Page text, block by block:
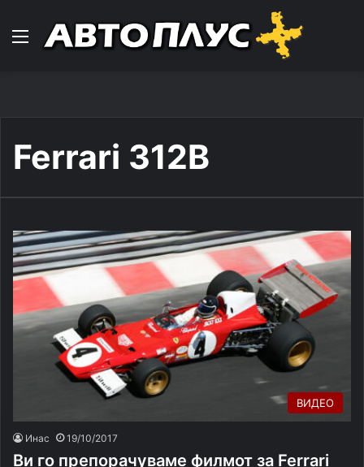
Навигација
Ferrari 312B
ВИДЕО
Инас 19/10/2017
Ви го препорачуваме филмот за Ferrari